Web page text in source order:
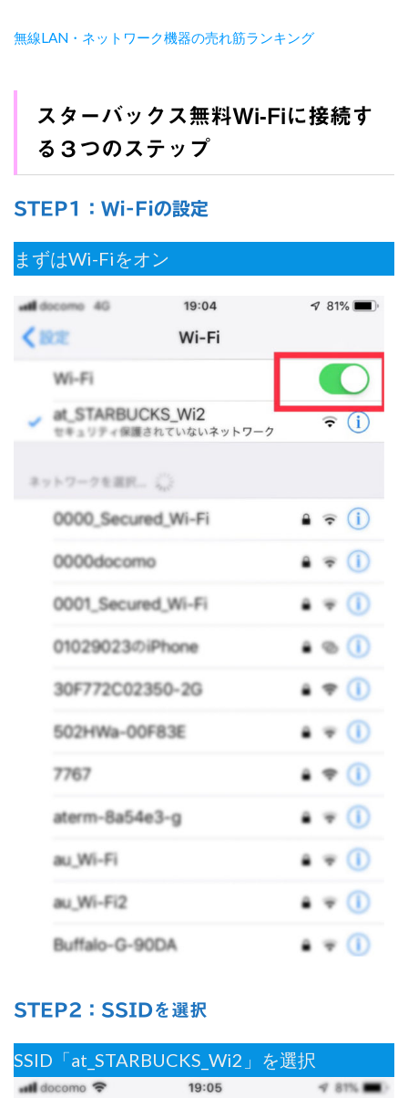
無線LAN・ネットワーク機器の売れ筋ランキング
スターバックス無料Wi-Fiに接続す
る３つのステップ
STEP1：Wi-Fiの設定
まずはWi-Fiをオン
STEP2：SSIDを選択
SSID「at_STARBUCKS_Wi2」を選択